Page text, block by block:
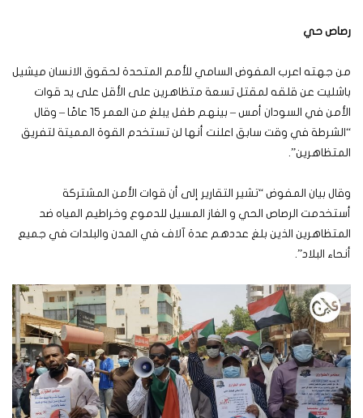
رصاص حي
من جهته اعرب المفوض السامي للأمم المتحدة لحقوق الانسان ميشيل
باشليت عن قلقه لمقتل تسعة متظاهرين على الأقل على يد قوات
الأمن في السودان أمس – بينهم طفل يبلغ من العمر 15 عامًا – وقال
“الشرطة في وقت سابق اعلنت أنها لن تستخدم القوة المميتة لتفريق
المتظاهرين”.
وقال بيان المفوض “تشير التقارير إلى أن قوات الأمن المشتركة
أستخدمت الرصاص الحي و الغاز المسيل للدموع وخراطيم المياه ضد
المتظاهرين الذين بلغ عددهم عدة آلاف في المدن والبلدات في جميع
أنحاء البلاد”.